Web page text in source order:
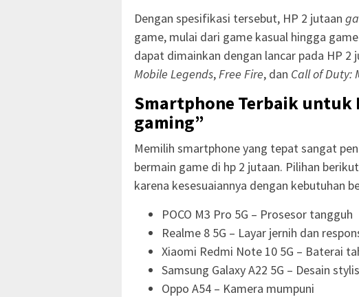
Dengan spesifikasi tersebut, HP 2 jutaan
game, mulai dari game kasual hingga game
dapat dimainkan dengan lancar pada HP 2
Mobile Legends, Free Fire, dan Call of Duty:
Smartphone Terbaik untuk
gaming”
Memilih smartphone yang tepat sangat
bermain game di hp 2 jutaan. Pilihan
karena kesesuaiannya dengan kebutuhan
POCO M3 Pro 5G – Prosesor tangguh
Realme 8 5G – Layar jernih dan
Xiaomi Redmi Note 10 5G – Baterai
Samsung Galaxy A22 5G – Desain
Oppo A54 – Kamera mumpuni